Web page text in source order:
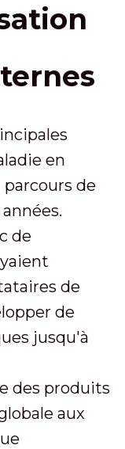
en
de
de
de
de
jusqu'à
des produits
aux